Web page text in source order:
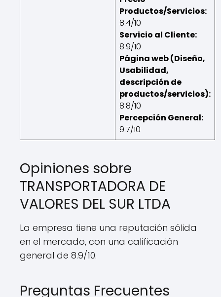
Productos/Servicios:
8.4/10
Servicio al Cliente:
8.9/10
Página web (Diseño,
Usabilidad,
descripción de
productos/servicios):
8.8/10
Percepción General:
9.7/10
Opiniones sobre
TRANSPORTADORA DE
VALORES DEL SUR LTDA
La empresa tiene una reputación sólida
en el mercado, con una calificación
general de 8.9/10.
Preguntas Frecuentes